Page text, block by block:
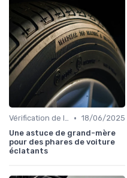
Vérification de l'Historique du Véhicule • 18/06/2025
Une astuce de grand-mère
pour des phares de voiture
éclatants